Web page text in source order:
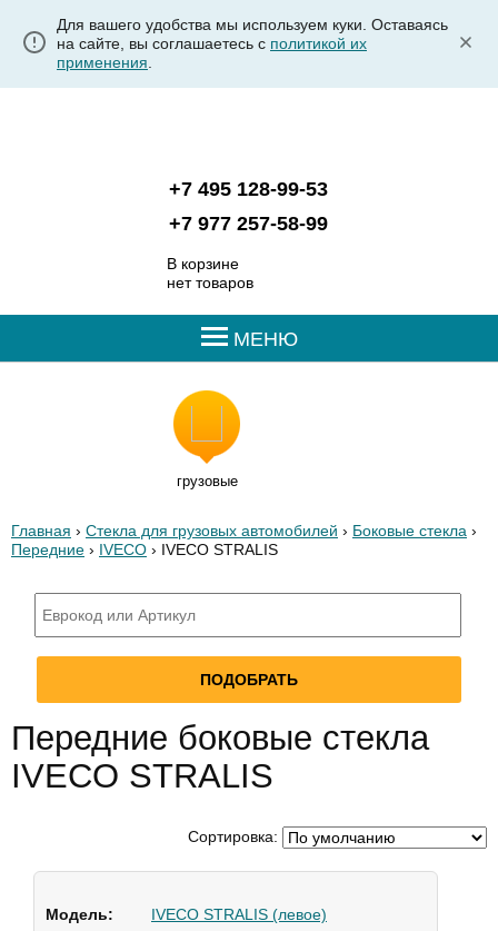
Для вашего удобства мы используем куки. Оставаясь
на сайте, вы соглашаетесь с политикой их
применения
+7 495 128-99-53
+7 977 257-58-99
В корзине
нет товаров
МЕНЮ
грузовые
Главная › Стекла для грузовых автомобилей › Боковые стекла ›
Передние › IVECO › IVECO STRALIS
Передние боковые стекла
IVECO STRALIS
Сортировка:
IVECO STRALIS (левое)